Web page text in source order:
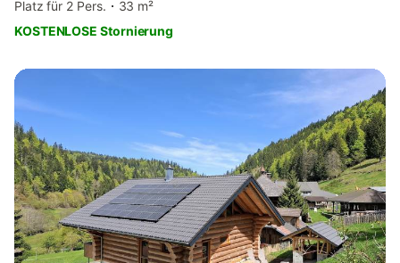
Platz für 2 Pers.
33 m²
KOSTENLOSE Stornierung